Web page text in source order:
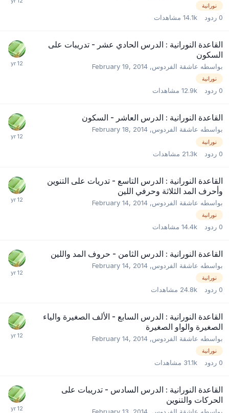
نورانية
0 ردود 14.1k مشاهدات
القاعدة النورانية : الدرس الحادي عشر - تدريبات على
السكون
بواسطه عاشقة الفردوس,
February 19, 2014
نورانية
0 ردود 12.9k مشاهدات
القاعدة النورانية : الدرس العاشر - السكون
بواسطه عاشقة الفردوس,
February 18, 2014
نورانية
0 ردود 21.3k مشاهدات
القاعدة النورانية : الدرس التاسع - تدريات على التنوين
وأحرف المد الثلاثة وحرفي اللين
بواسطه عاشقة الفردوس,
February 14, 2014
نورانية
0 ردود 14.4k مشاهدات
القاعدة النورانية : الدرس الثامن - حروف المد واللين
بواسطه عاشقة الفردوس,
February 14, 2014
نورانية
0 ردود 24.8k مشاهدات
القاعدة النورانية : الدرس السابع - الألف الصغيرة والياء
الصغيرة والواو الصغيرة
بواسطه عاشقة الفردوس,
February 14, 2014
نورانية
0 ردود 31.1k مشاهدات
القاعدة النورانية : الدرس السادس - تدريبات على
الحركات والتنوين